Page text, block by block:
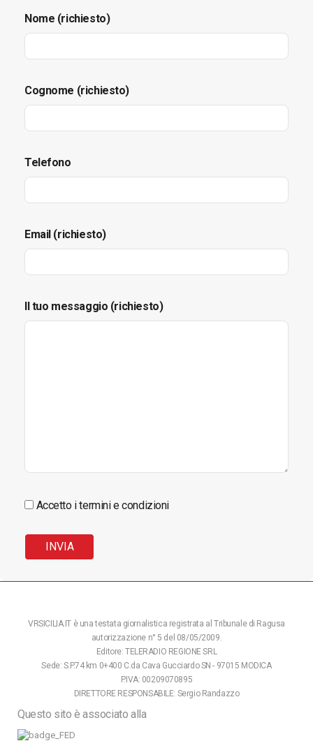
Nome (richiesto)
Cognome (richiesto)
Telefono
Email (richiesto)
Il tuo messaggio (richiesto)
Accetto i termini e condizioni
VRSICILIA.IT è una testata giornalistica registrata al Tribunale di Ragusa
autorizzazione n° 5 del 08/05/2009.
Editore: TELERADIO REGIONE SRL
Sede: S.P.74 km 0+400 C.da Cava Gucciardo SN - 97015 MODICA
P.IVA: 00209070895
DIRETTORE RESPONSABILE: Sergio Randazzo
Questo sito è associato alla